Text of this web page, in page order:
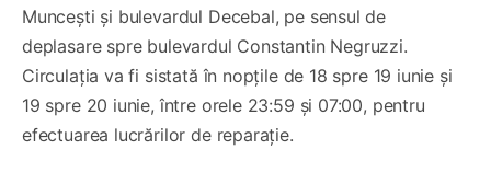
Muncești și bulevardul Decebal, pe sensul de
deplasare spre bulevardul Constantin Negruzzi.
Circulația va fi sistată în nopțile de 18 spre 19 iunie și
19 spre 20 iunie, între orele 23:59 și 07:00, pentru
efectuarea lucrărilor de reparație.